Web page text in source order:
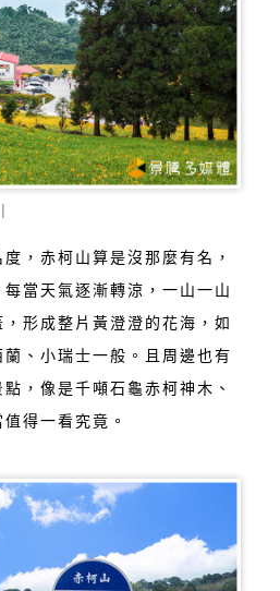
，赤柯山算是沒那麼有名，
當天氣逐漸轉涼，一山一山
形成整片黃澄澄的花海，如
、小瑞士一般。且周邊也有
，像是千噸石龜赤柯神木、
得一看究竟。